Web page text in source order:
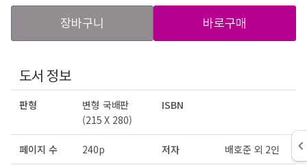
장바구니 바로구매
도서 정보
판형
변형 국배판
(215 X 280)
ISBN
페이지 수 240p 저자 배호준 외 2인